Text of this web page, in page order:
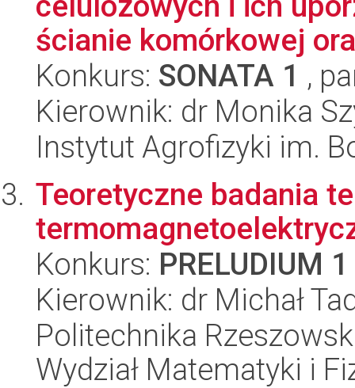
ścianie komórkowej
Konkurs: SONATA 1 ,
Kierownik: dr Monika
Instytut Agrofizyki im.
Teoretyczne badania
Konkurs: PRELUDIUM 1
Kierownik: dr Michał
Politechnika
Wydział Matematyki i